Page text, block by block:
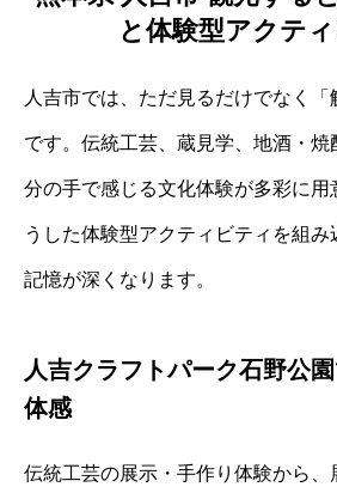
と体験型アクテ
人吉市では、ただ見るだけでなく「
です。伝統工芸、蔵見学、地酒・焼
分の手で感じる文化体験が多彩に用
うした体験型アクティビティを組
記憶が深くなります。
人吉クラフトパーク石野公
体感
伝統工芸の展示・手作り体験から、